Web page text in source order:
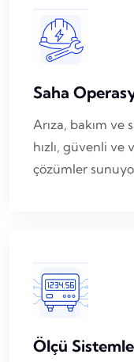
Saha
Arıza, bakım
hızlı, güvenli
çözümler
Ölçü